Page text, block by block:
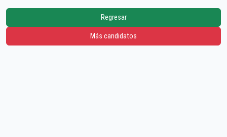
Regresar
Más candidatos